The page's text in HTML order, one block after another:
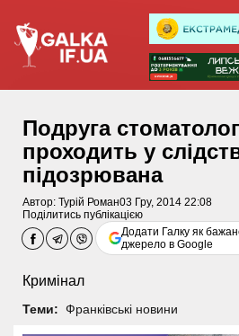
Подруга
проходить у
підозрювана
Автор: Турій Роман03 Гру, 2014 22:08
Поділитись публікацією
Додати Галку як
джерело в Google
Кримінал
Теми: Франківські новини